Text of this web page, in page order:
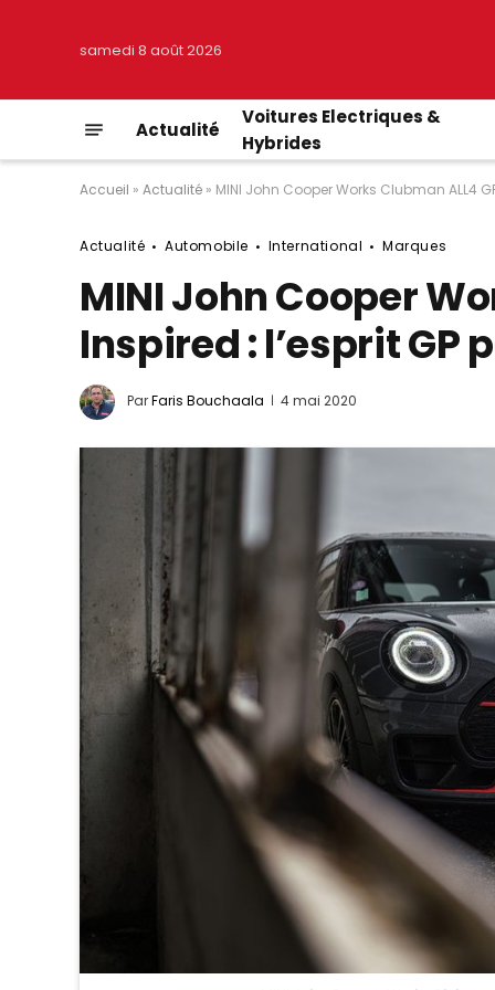
samedi 8 août 2026
Actualité
Voitures Electriques &
Hybrides
Accueil » Actualité » MINI John Cooper Works Clubman ALL4
Actualité Automobile International Marques
MINI John Cooper
Inspired : l’esprit GP
ParFaris Bouchaala 4 mai 2020